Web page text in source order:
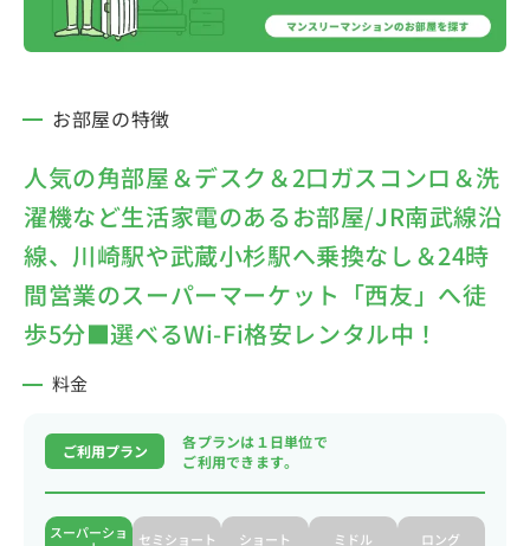
お部屋の特徴
人気の角部屋＆デスク＆2口ガスコンロ＆洗
濯機など生活家電のあるお部屋/JR南武線沿
線、川崎駅や武蔵小杉駅へ乗換なし＆24時
間営業のスーパーマーケット「西友」へ徒
歩5分■選べるWi-Fi格安レンタル中！
料金
ご利用プラン
各プランは１日単位で
ご利用できます。
スーパーショ
セミショート ショート ミドル ロング